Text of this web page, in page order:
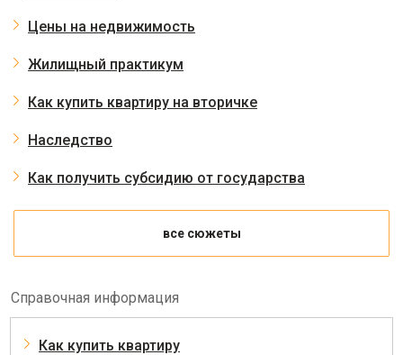
Цены на недвижимость
Жилищный практикум
Как купить квартиру на вторичке
Наследство
Как получить субсидию от государства
все сюжеты
Справочная информация
Как купить квартиру